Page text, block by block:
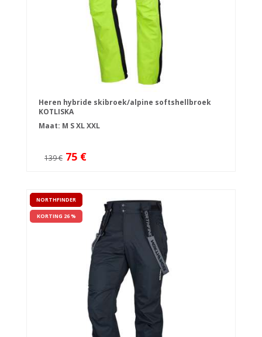
Heren hybride skibroek/alpine softshellbroek
KOTLISKA
Maat: M SXLXXL
139 € 75 €
NORTHFINDER
KORTING 26 %